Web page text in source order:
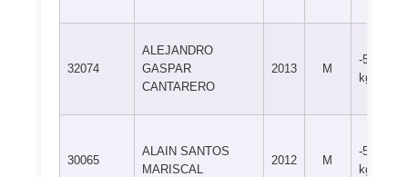
32074
ALEJANDRO
GASPAR
CANTARERO
2013 M
-55
kg
30065
ALAIN SANTOS
MARISCAL
2012 M
-55
kg